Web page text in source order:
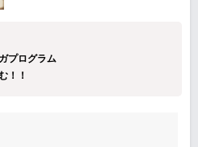
プログラム
！！